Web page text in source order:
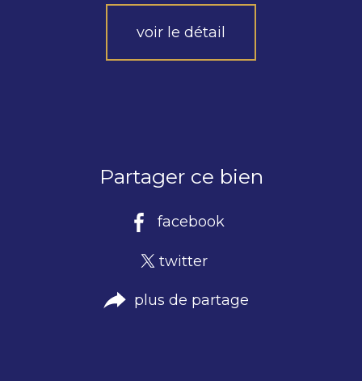
voir le détail
Partager ce bien
facebook
twitter
plus de partage